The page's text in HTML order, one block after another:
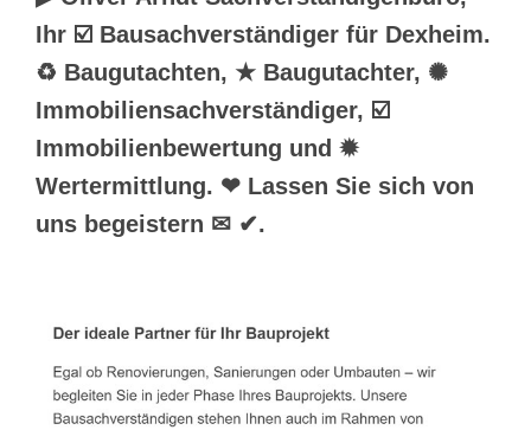
Ihr ☑️ Bausachverständiger für Dexheim.
♻ Baugutachten, ★ Baugutachter, ✺
Immobiliensachverständiger, ☑️
Immobilienbewertung und ✹
Wertermittlung. ❤ Lassen Sie sich von
uns begeistern ✉ ✔.